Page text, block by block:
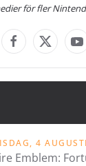
för fler
4
Emblem: